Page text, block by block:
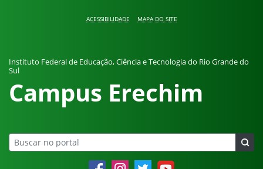
ACESSIBILIDADE MAPA DO SITE
Instituto Federal de Educação, Ciência e Tecnologia do Rio Grande do
Sul
Campus Erechim
FacebookInstagramTwitter YouTube